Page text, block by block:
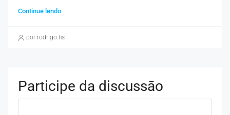
Continue lendo
por rodrigo.fis
Participe da discussão